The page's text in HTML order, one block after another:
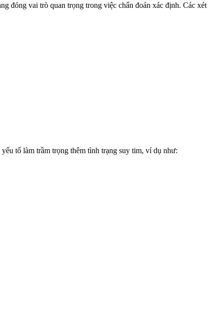
đóng vai trò quan trọng trong việc chẩn đoán xác định. Các xét
tố làm trầm trọng thêm tình trạng suy tim, ví dụ như: